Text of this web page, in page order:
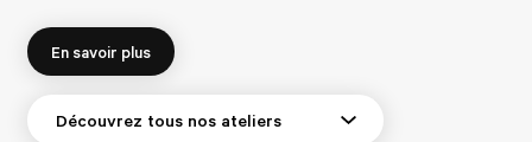
En savoir plus